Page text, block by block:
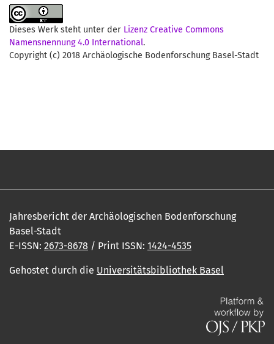
Dieses Werk steht unter der Lizenz Creative Commons
Namensnennung 4.0 International.
Copyright (c) 2018 Archäologische Bodenforschung Basel-Stadt
Jahresbericht der Archäologischen Bodenforschung
Basel-Stadt
E-ISSN: 2673-8678 / Print ISSN: 1424-4535
Gehostet durch die Universitätsbibliothek Basel